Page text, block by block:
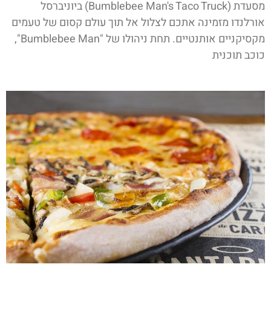
מסעדת (Bumblebee Man's Taco Truck) ביוניברסל
אורלנדו מזמינה אתכם לצלול אל תוך עולם קסום של טעמים
מקסיקניים אותנטיים. תחת ניהולו של "Bumblebee Man",
כוכב תוכנית